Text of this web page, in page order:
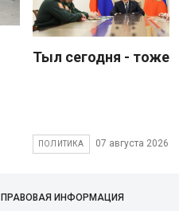
Тыл сегодня - тоже
ПОЛИТИКА 07 августа 2026
ПРАВОВАЯ ИНФОРМАЦИЯ